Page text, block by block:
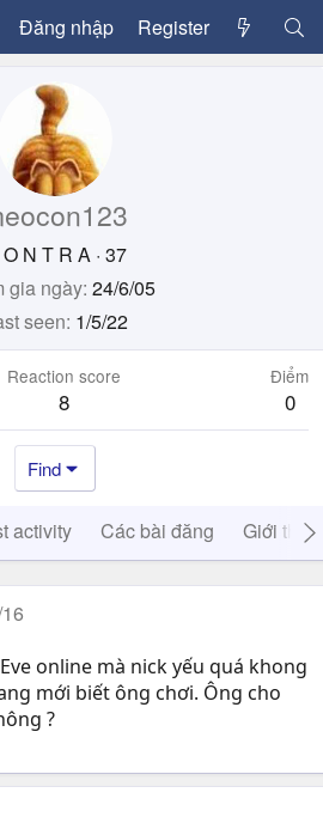
Đăng nhập Register
N T R A · 37
gia ngày 24/6/05
seen 1/5/22
Reaction score
8
Điểm
0
Find
activity Các bài đăng Giới thiệu
online mà nick yếu quá khong
mới biết ông chơi. Ông cho
?